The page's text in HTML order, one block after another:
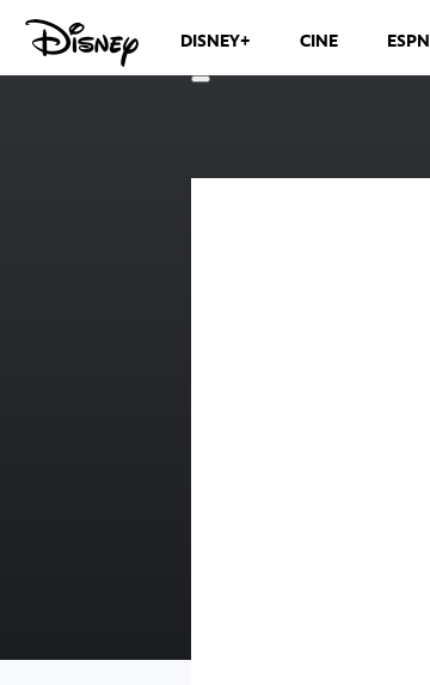
DISNEY+ CINE ESPN